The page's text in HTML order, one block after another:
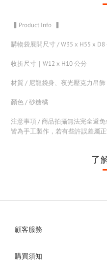
▍Product Info ▍
購物袋展開尺寸 / W35 x H55 x D8
收折尺寸｜W12 x H10 公分
材質 / 尼龍袋身、夜光壓克力吊飾
顏色 / 砂糖橘
注意事項 / 商品拍攝無法完全避
皆為手工製作，若有些許誤差屬
了
顧客服務
購買須知